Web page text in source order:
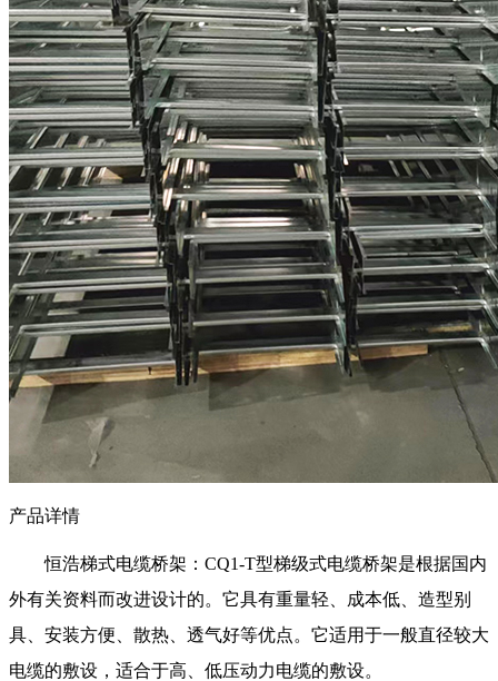
产品详情
恒浩梯式电缆桥架：CQ1-T型梯级式电缆桥架是根据国内
外有关资料而改进设计的。它具有重量轻、成本低、造型别
具、安装方便、散热、透气好等优点。它适用于一般直径较大
电缆的敷设，适合于高、低压动力电缆的敷设。